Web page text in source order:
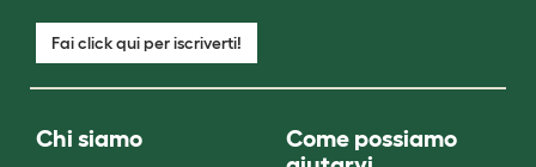
Fai click qui per iscriverti!
Chi siamo
Come possiamo